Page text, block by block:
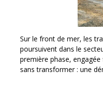
Sur le front de mer, les
poursuivent dans le
première phase,
sans transformer : une